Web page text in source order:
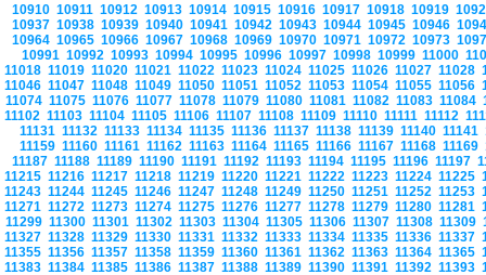
10910 10911 10912 10913 10914 10915 10916 10917 10918 10919
10937 10938 10939 10940 10941 10942 10943 10944 10945 10946
10964 10965 10966 10967 10968 10969 10970 10971 10972 10973
10991 10992 10993 10994 10995 10996 10997 10998 10999 11000
11018 11019 11020 11021 11022 11023 11024 11025 11026 11027 11028
11046 11047 11048 11049 11050 11051 11052 11053 11054 11055 11056
11074 11075 11076 11077 11078 11079 11080 11081 11082 11083 11084
11102 11103 11104 11105 11106 11107 11108 11109 11110 11111 11112
11131 11132 11133 11134 11135 11136 11137 11138 11139 11140 11141
11159 11160 11161 11162 11163 11164 11165 11166 11167 11168 11169
11187 11188 11189 11190 11191 11192 11193 11194 11195 11196 11197
11215 11216 11217 11218 11219 11220 11221 11222 11223 11224 11225
11243 11244 11245 11246 11247 11248 11249 11250 11251 11252 11253
11271 11272 11273 11274 11275 11276 11277 11278 11279 11280 11281
11299 11300 11301 11302 11303 11304 11305 11306 11307 11308 11309
11327 11328 11329 11330 11331 11332 11333 11334 11335 11336 11337
11355 11356 11357 11358 11359 11360 11361 11362 11363 11364 11365
11383 11384 11385 11386 11387 11388 11389 11390 11391 11392 11393